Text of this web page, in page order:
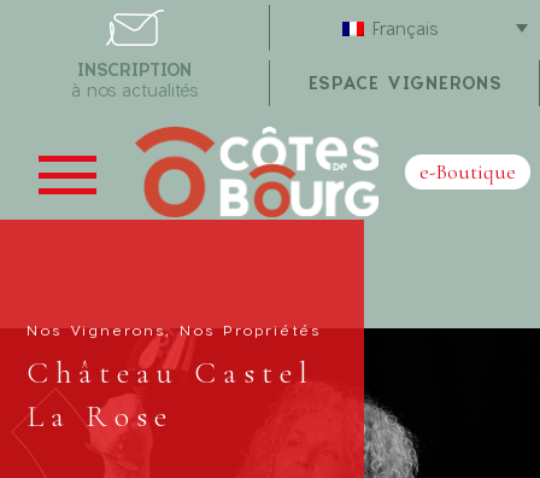
Français
ESPACE VIGNERONS
INSCRIPTION
à nos actualités
e-Boutique
Nos Vignerons, Nos Propriétés
Château Castel
La Rose